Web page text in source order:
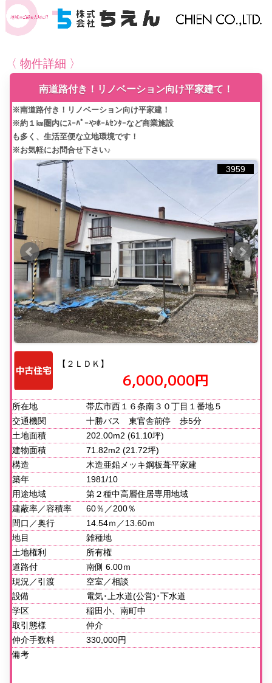
〈 物件詳細 〉
南道路付き！リノベーション向け平家建て！
※南道路付き！リノベーション向け平家建！
※約１㎞圏内にｽｰﾊﾟｰやﾎｰﾑｾﾝﾀｰなど商業施設
も多く、生活至便な立地環境です！
※お気軽にお問合せ下さい♪
3959
【２ＬＤＫ】
6,000,000円
所在地
帯広市西１６条南３０丁目１番地５
交通機関
十勝バス 東官舎前停 歩5分
土地面積
202.00m2 (61.10坪)
建物面積
71.82m2 (21.72坪)
構造
木造亜鉛メッキ鋼板葺平家建
築年
1981/10
用途地域
第２種中高層住居専用地域
建蔽率／容積率
60％／200％
間口／奥行
14.54ｍ／13.60ｍ
地目
雑種地
土地権利
所有権
道路付
南側 6.00ｍ
現況／引渡
空室／相談
設備
電気･上水道(公営)･下水道
学区
稲田小、南町中
取引態様
仲介
仲介手数料
330,000円
備考